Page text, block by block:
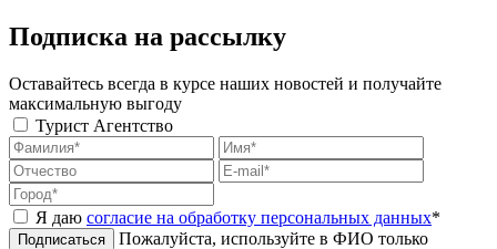
Подписка на рассылку
Оставайтесь всегда в курсе наших новостей и получайте
максимальную выгоду
Турист Агентство
Я даю согласие на обработку персональных данных*
Подписаться
Пожалуйста, используйте в ФИО только